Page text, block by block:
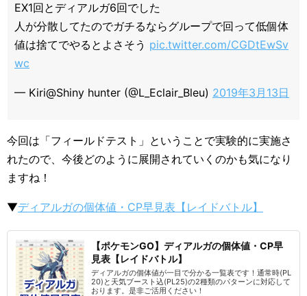
EX1回とディアルガ6回でした
人が分散してたのでガチるならグループで回って低個体
値は捨てでやるとよさそう pic.twitter.com/CGDtEwSv
wc
— Kiri@Shiny hunter (@L_Eclair_Bleu) 2019年3月13日
今回は「フィールドテスト」ということで実験的に実施さ
れたので、今後どのように展開されていくのかも気になり
ますね！
▼ディアルガの個体値・CP早見表【レイドバトル】
【ポケモンGO】ディアルガの個体値・CP早
見表【レイドバトル】
ディアルガの個体値が一目で分かる一覧表です！通常時(PL
20)と天気ブースト込(PL25)の2種類のパターンに対応して
おります。是非ご活用ください！